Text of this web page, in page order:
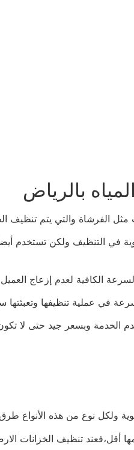
بالرياض
الفرشاة والتي يتم تنظيف
في التنظيف ولكن تستخدم
الكافية لعدم إزعاج
في عملية تنظيفها وتعبئتها
الخدمة وبسعر جيد حتى
ولكل نوع من هذه
أقل،فعند تنظيف الخزانات